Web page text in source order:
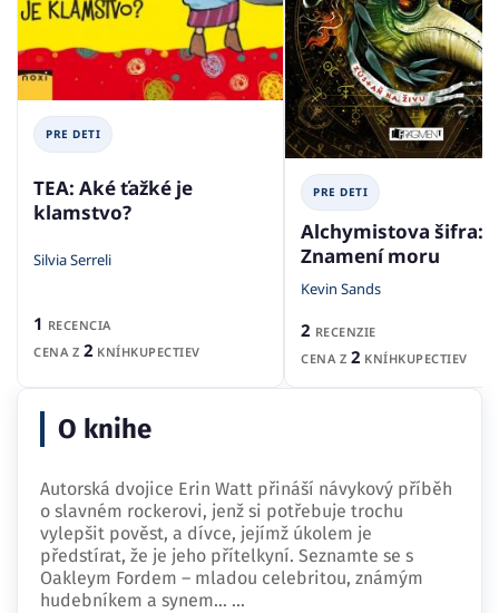
PRE DETI
TEA: Aké ťažké je
klamstvo?
Silvia Serreli
1 RECENCIA
CENA Z 2 KNÍHKUPECTIEV
PRE DETI
Alchymistova šifra:
Znamení moru
Kevin Sands
2 RECENZIE
CENA Z 2 KNÍHKUPECTIEV
O knihe
Autorská dvojice Erin Watt přináší návykový příběh
o slavném rockerovi, jenž si potřebuje trochu
vylepšit pověst, a dívce, jejímž úkolem je
předstírat, že je jeho přítelkyní. Seznamte se s
Oakleym Fordem – mladou celebritou, známým
hudebníkem a synem… ...